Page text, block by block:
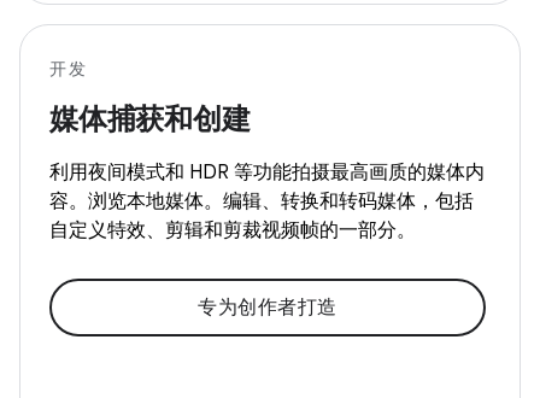
开发
媒体捕获和创建
利用夜间模式和 HDR 等功能拍摄最高画质的媒体内
容。浏览本地媒体。编辑、转换和转码媒体，包括
自定义特效、剪辑和剪裁视频帧的一部分。
专为创作者打造